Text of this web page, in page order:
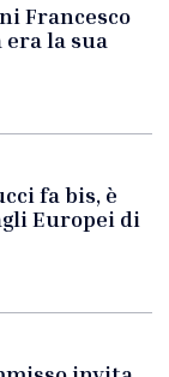
Francesco
era la sua
fa bis, è
Europei di